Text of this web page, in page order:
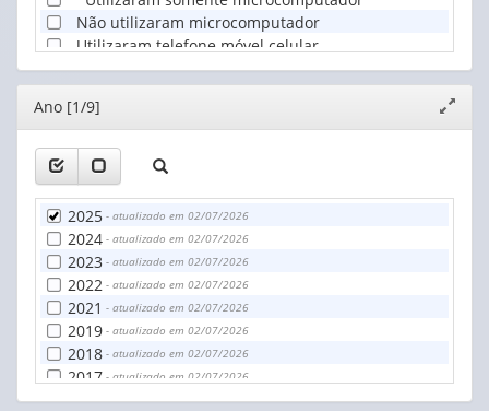
Não utilizaram microcomputador
Utilizaram telefone móvel celular
Utilizaram somente telefone móvel celular
Não utilizaram telefone móvel celular
Utilizaram tablet
Utilizaram somente tablet
Não utilizaram tablet
Utilizaram televisão
Utilizaram somente televisão
Não utilizaram televisão
Utilizaram outro equipamento eletrônico
Não utilizaram outro equipamento eletrônico
Editor
janela
Ano [1/9]
2025 - atualizado em 02/07/2026
2024 - atualizado em 02/07/2026
2023 - atualizado em 02/07/2026
2022 - atualizado em 02/07/2026
2021 - atualizado em 02/07/2026
2019 - atualizado em 02/07/2026
2018 - atualizado em 02/07/2026
2017 - atualizado em 02/07/2026
2016- atualizado em 02/07/2026